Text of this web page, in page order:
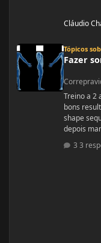
Cláudio
Tópicos
Fazer
Treino a 2
bons
shape
depois
desculpe
encontrei
3